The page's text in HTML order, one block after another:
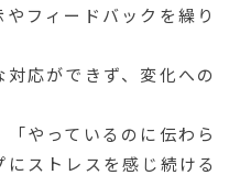
フィードバックを繰り
応ができず、変化への
やっているのに伝わら
ストレスを感じ続ける